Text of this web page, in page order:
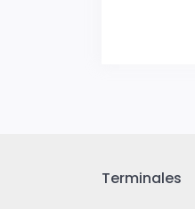
Terminales